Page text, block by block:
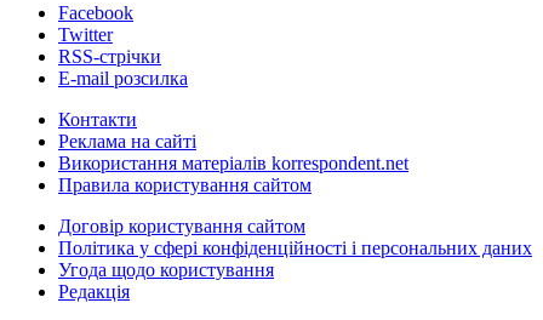
Facebook
Twitter
RSS-стрічки
E-mail розсилка
Контакти
Реклама на сайті
Використання матеріалів korrespondent.net
Правила користування сайтом
Договір користування сайтом
Політика у сфері конфіденційності і персональних даних
Угода щодо користування
Редакція